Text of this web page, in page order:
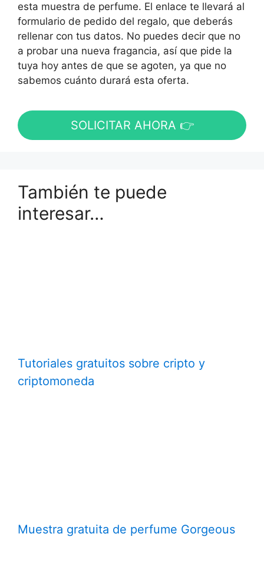
esta muestra de perfume. El enlace te llevará al
formulario de pedido del regalo, que deberás
rellenar con tus datos. No puedes decir que no
a probar una nueva fragancia, así que pide la
tuya hoy antes de que se agoten, ya que no
sabemos cuánto durará esta oferta.
SOLICITAR AHORA 👉
También te puede
interesar…
Tutoriales gratuitos sobre cripto y
criptomoneda
Muestra gratuita de perfume Gorgeous